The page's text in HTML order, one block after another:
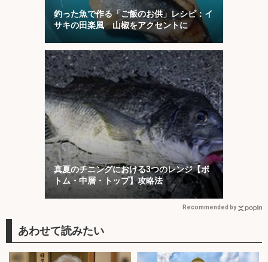
釣った魚で作る「ご飯のお供」レシピ：イ
サキの田楽風 山椒をアクセントに
真夏のチニングにおける3つのレンジ【ボ
トム・中層・トップ】攻略法
Recommended by